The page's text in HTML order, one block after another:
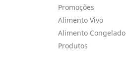
Promoções
Alimento Vivo
Alimento Congelado
Produtos